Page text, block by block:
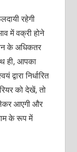
रहेगी
में वक्री होने
के अधिकतर
ही, आपका
निर्धारित
को देखें, तो
आएगी और
के रूप में